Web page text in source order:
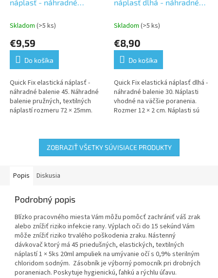
náplasť - náhradné
Skladom (>5 ks)
€9,59
Do košíka
Quick Fix elastická náplasť -
náhradné balenie 45. Náhradné
balenie pružných, textilných
náplastí rozmeru 72 × 25mm.
náplasť dlhá - náhradné
Skladom (>5 ks)
€8,90
Do košíka
Quick Fix elastická náplasť dlhá -
náhradné balenie 30. Náplasti
vhodné na väčšie poranenia.
Rozmer 12 × 2 cm. Náplasti sú
ZOBRAZIŤ VŠETKY SÚVISIACE PRODUKTY
Popis Diskusia
Podrobný popis
Blízko pracovného miesta Vám môžu pomôcť zachrániť váš zrak
alebo znížiť riziko infekcie rany. Výplach oči do 15 sekúnd Vám
môže znížiť riziko trvalého poškodenia zraku. Nástenný
dávkovač ktorý má 45 priedušných, elastických, textilných
náplastí 1 × 5ks 20ml ampuliek na umývanie očí s 0,9% sterilným
chloridom sodným. Zásobník je výborný pomocník pri drobných
poraneniach. Poskytuje hygienickú, ľahkú a rýchlu úľavu.